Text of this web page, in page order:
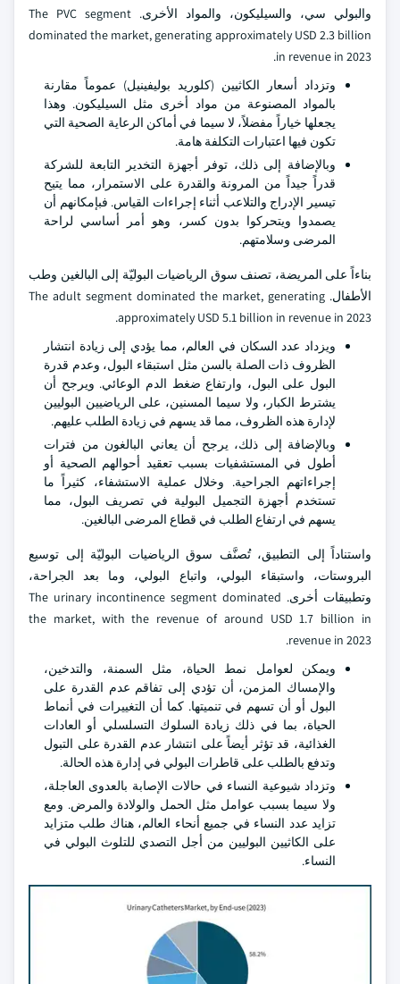
والبولي سي، والسيليكون، والمواد الأخرى. The PVC segment
dominated the market, generating approximately USD 2.3 billion
in revenue in 2023.
وتزداد أسعار الكاثيين (كلوريد بوليفينيل) عموماً مقارنة
بالمواد المصنوعة من مواد أخرى مثل السيليكون. وهذا
يجعلها خياراً مفضلاً، لا سيما في أماكن الرعاية الصحية التي
تكون فيها اعتبارات التكلفة هامة.
وبالإضافة إلى ذلك، توفر أجهزة التخدير التابعة للشركة
قدراً جيداً من المرونة والقدرة على الاستمرار، مما يتيح
تيسير الإدراج والتلاعب أثناء إجراءات القياس. فبإمكانهم أن
يصمدوا ويتحركوا بدون كسر، وهو أمر أساسي لراحة
المرضى وسلامتهم.
بناءاً على المريضة، تصنف سوق الرياضيات البوليّة إلى البالغين وطب
الأطفال. The adult segment dominated the market, generating
approximately USD 5.1 billion in revenue in 2023.
ويزداد عدد السكان في العالم، مما يؤدي إلى زيادة انتشار
الظروف ذات الصلة بالسن مثل استبقاء البول، وعدم قدرة
البول على البول، وارتفاع ضغط الدم الوعائي. ويرجح أن
يشترط الكبار، ولا سيما المسنين، على الرياضيين البوليين
لإدارة هذه الظروف، مما قد يسهم في زيادة الطلب عليهم.
وبالإضافة إلى ذلك، يرجح أن يعاني البالغون من فترات
أطول في المستشفيات بسبب تعقيد أحوالهم الصحية أو
إجراءاتهم الجراحية. وخلال عملية الاستشفاء، كثيراً ما
تستخدم أجهزة التجميل البولية في تصريف البول، مما
يسهم في ارتفاع الطلب في قطاع المرضى البالغين.
واستناداً إلى التطبيق، تُصنَّف سوق الرياضيات البوليّة إلى توسيع
البروستات، واستبقاء البولي، واتباع البولي، وما بعد الجراحة،
وتطبيقات أخرى. The urinary incontinence segment dominated
the market, with the revenue of around USD 1.7 billion in
revenue in 2023.
ويمكن لعوامل نمط الحياة، مثل السمنة، والتدخين،
والإمساك المزمن، أن تؤدي إلى تفاقم عدم القدرة على
البول أو أن تسهم في تنميتها. كما أن التغييرات في أنماط
الحياة، بما في ذلك زيادة السلوك التسلسلي أو العادات
الغذائية، قد تؤثر أيضاً على انتشار عدم القدرة على التبول
وتدفع بالطلب على قاطرات البولي في إدارة هذه الحالة.
وتزداد شيوعية النساء في حالات الإصابة بالعدوى العاجلة،
ولا سيما بسبب عوامل مثل الحمل والولادة والمرض. ومع
تزايد عدد النساء في جميع أنحاء العالم، هناك طلب متزايد
على الكاثيين البوليين من أجل التصدي للتلوث البولي في
النساء.